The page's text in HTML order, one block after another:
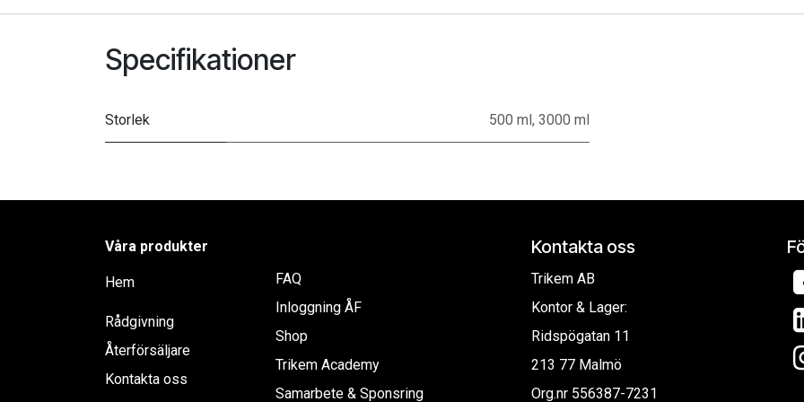
Specifikationer
Storlek 500 ml, 3000 ml
Våra produkter
Hem
Rådgivning
Återförsäljare
Kontakta oss
FAQ
Inloggning ÅF
Shop
Trikem Academy
Samarbete & Sponsring
Kontakta oss
Trikem AB
Kontor & Lager:
Ridspögatan 11
213 77 Malmö
Org.nr 556387-7231